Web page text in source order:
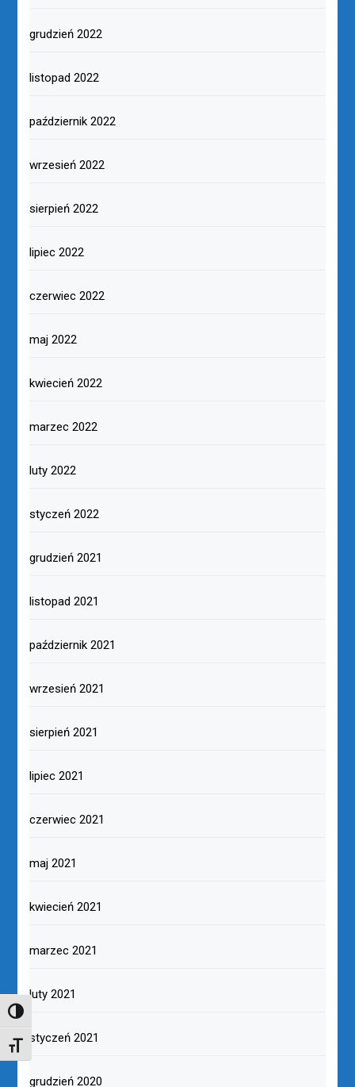
TOGGLE HIGH CONTRAST
TOGGLE FONT SIZE
grudzień 2022
listopad 2022
październik 2022
wrzesień 2022
sierpień 2022
lipiec 2022
czerwiec 2022
maj 2022
kwiecień 2022
marzec 2022
luty 2022
styczeń 2022
grudzień 2021
listopad 2021
październik 2021
wrzesień 2021
sierpień 2021
lipiec 2021
czerwiec 2021
maj 2021
kwiecień 2021
marzec 2021
luty 2021
styczeń 2021
grudzień 2020